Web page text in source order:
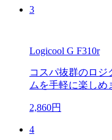
3
Logicool G F310r
コスパ抜群のロジ
ムを手軽に楽しめ
2,860円
4